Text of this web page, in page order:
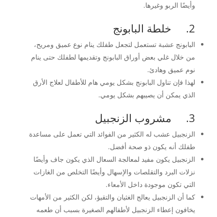
وأيضًا الربو وغيرها.
2. خلطة البابونج
البابونج عشبة تستعمل لتجعل طفلك ينام نوع عميق ومريح،
من خلال غلي بعض أوراق البابونج وتقديمها لطفلك حتى ينام
نوم عميق وهادئ.
لهذا فإن تناول البابونج بشكل يومي هام للأطفال لعلاج الأرق
الذي يمكن أن يصيبهم بشكل يومي.
3. مشروب الزنجبيل
الزنجبيل عشب له الكثير من الفوائد التي تعمل على مساعدة
طفلك أنه يكون ذو صحة أفضل.
الزنجبيل يكون مفيد لمعالجة السعال الذي يكون جاف وأيضًا
نزلات البرد والتقلصات والإسهال وأيضًا التخلص من الغازات
التي تكون موجودة داخل الأمعاء.
كما أن الزنجبيل يعالج الغثيان والتقيؤ، لكن الكثير من الأمهات
يخافون إعطاء الزنجبيل لأطفالهم الصغيرة بسبب أن طعمه